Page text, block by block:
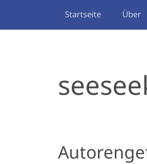
Startseite Über